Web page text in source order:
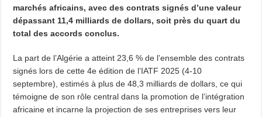
marchés africains, avec des contrats signés d’une valeur
dépassant 11,4 milliards de dollars, soit près du quart du
total des accords conclus.
La part de l’Algérie a atteint 23,6 % de l’ensemble des contrats
signés lors de cette 4e édition de l’IATF 2025 (4-10
septembre), estimés à plus de 48,3 milliards de dollars, ce qui
témoigne de son rôle central dans la promotion de l’intégration
africaine et incarne la projection de ses entreprises vers leur